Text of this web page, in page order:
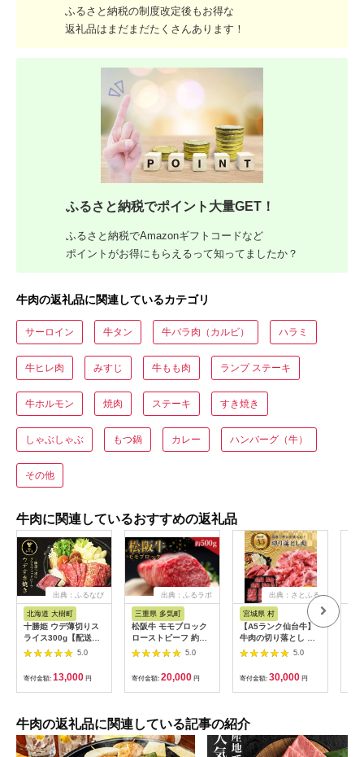
ふるさと納税の制度改定後もお得な
返礼品はまだまだたくさんあります！
ふるさと納税でポイント大量GET！
ふるさと納税でAmazonギフトコードなど
ポイントがお得にもらえるって知ってましたか？
牛肉の返礼品に関連しているカテゴリ
サーロイン 牛タン 牛バラ肉（カルビ） ハラミ
牛ヒレ肉 みすじ 牛もも肉 ランプ ステーキ
牛ホルモン 焼肉 ステーキ すき焼き
しゃぶしゃぶ もつ鍋 カレー ハンバーグ（牛）
その他
牛肉に関連しているおすすめの返礼品
出典：ふるなび
北海道 大樹町
十勝姫 ウデ薄切りス
ライス300g【配送不
可地域：離島】
【1397674】
5.0
寄付金額: 13,000 円
出典：ふるラボ
三重県 多気町
松阪牛 モモブロック
ローストビーフ 約
500g 国産牛 和牛 ブ
ランド牛 JGAP家
畜・畜産物 農場
HACCP認証農場 牛肉
肉 高級 人気 おすすめ
日本三大和牛 松阪 松
坂牛 松坂 モモ ビーフ
シチュー カレー 霜降
り 三重県 多気町 SS-
5.0
寄付金額: 20,000 円
出典：さとふる
宮城県 村
【A5ランク仙台牛】
牛肉の切り落とし 合
計1.8kg(300g×6) 小
分けで使い勝手も◎
5.0
寄付金額: 30,000 円
牛肉の返礼品に関連している記事の紹介